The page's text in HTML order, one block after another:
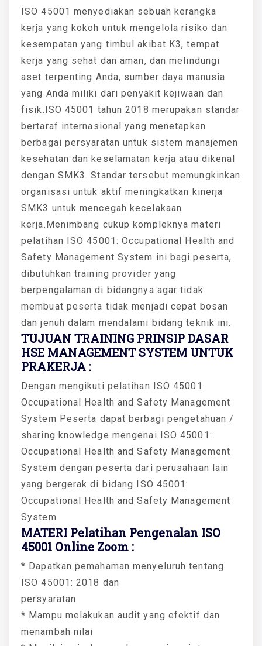
ISO 45001 menyediakan sebuah kerangka
kerja yang kokoh untuk mengelola risiko dan
kesempatan yang timbul akibat K3, tempat
kerja yang sehat dan aman, dan melindungi
aset terpenting Anda, sumber daya manusia
yang Anda miliki dari penyakit kejiwaan dan
fisik.ISO 45001 tahun 2018 merupakan standar
bertaraf internasional yang menetapkan
berbagai persyaratan untuk sistem manajemen
kesehatan dan keselamatan kerja atau dikenal
dengan SMK3. Standar tersebut memungkinkan
organisasi untuk aktif meningkatkan kinerja
SMK3 untuk mencegah kecelakaan
kerja.Menimbang cukup kompleknya materi
pelatihan ISO 45001: Occupational Health and
Safety Management System ini bagi peserta,
dibutuhkan training provider yang
berpengalaman di bidangnya agar tidak
membuat peserta tidak menjadi cepat bosan
dan jenuh dalam mendalami bidang teknik ini.
TUJUAN TRAINING PRINSIP DASAR
HSE MANAGEMENT SYSTEM UNTUK
PRAKERJA :
Dengan mengikuti pelatihan ISO 45001:
Occupational Health and Safety Management
System Peserta dapat berbagi pengetahuan /
sharing knowledge mengenai ISO 45001:
Occupational Health and Safety Management
System dengan peserta dari perusahaan lain
yang bergerak di bidang ISO 45001:
Occupational Health and Safety Management
System
MATERI Pelatihan Pengenalan ISO
45001 Online Zoom :
* Dapatkan pemahaman menyeluruh tentang
ISO 45001: 2018 dan
persyaratan
* Mampu melakukan audit yang efektif dan
menambah nilai